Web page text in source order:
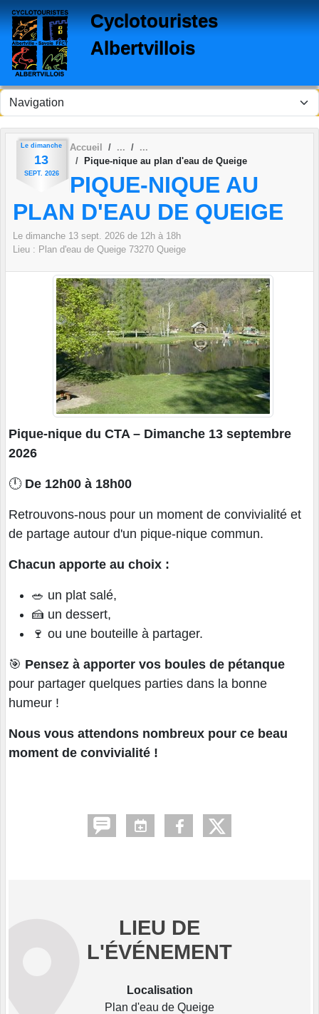
Cyclotouristes
Albertvillois
Le dimanche
13
SEPT. 2026
Accueil
Pique-nique au plan d'eau de Queige
PIQUE-NIQUE AU
PLAN D'EAU DE QUEIGE
Le dimanche 13 sept. 2026 de 12h à 18h
Lieu : Plan d'eau de Queige 73270 Queige
Pique-nique du CTA – Dimanche 13 septembre
2026
🕛 De 12h00 à 18h00
Retrouvons-nous pour un moment de convivialité et
de partage autour d'un pique-nique commun.
Chacun apporte au choix :
🥗 un plat salé,
🍰 un dessert,
🍷 ou une bouteille à partager.
🎯 Pensez à apporter vos boules de pétanque
pour partager quelques parties dans la bonne
humeur !
Nous vous attendons nombreux pour ce beau
moment de convivialité !
LIEU DE
L'ÉVÉNEMENT
Localisation
Plan d'eau de Queige
Panneau de gestion des cookies